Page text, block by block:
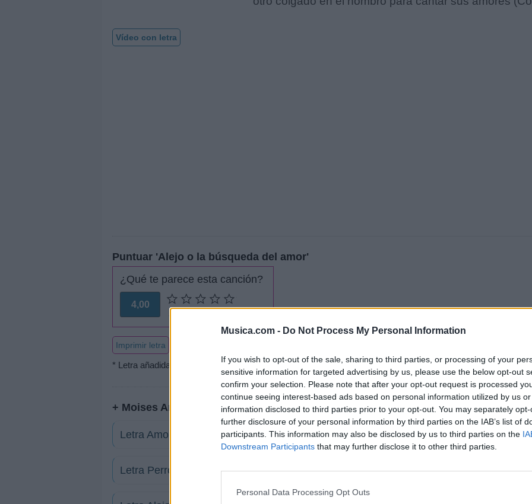
Musica.com - Do Not Process My Personal Information
If you wish to opt-out of the sale, sharing to third parties, or processing of your
sensitive information for targeted advertising by us, please use the below opt-out
confirm your selection. Please note that after your opt-out request is processed
continue seeing interest-based ads based on personal information utilized by us
information disclosed to third parties prior to your opt-out. You may separately
further disclosure of your personal information by third parties on the IAB’s list of
participants. This information may also be disclosed by us to third parties on the
Downstream Participants that may further disclose it to other third parties.
Personal Data Processing Opt Outs
Vídeo con letra
Puntuar 'Alejo o la búsqueda del amor'
¿Qué te parece esta canción?
4,00
Imprimir letra
* Letra añadida por el comedulce
+ Moises Angulo
Letra Amor de dios Letra Cachucha Bacana
Letra Perro negro Letra Brisas de diciembre